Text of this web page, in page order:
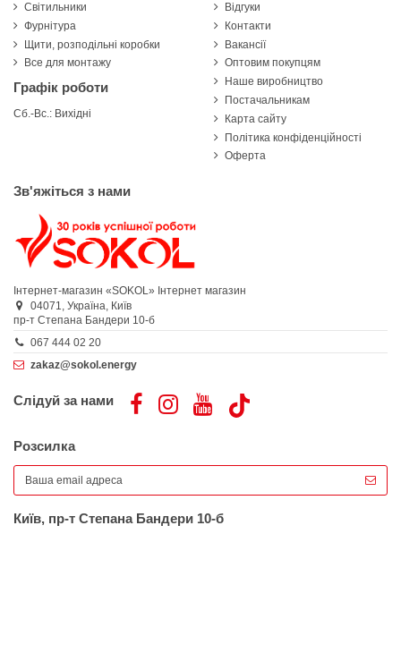
Світильники
Фурнітура
Щити, розподільні коробки
Все для монтажу
Графік роботи
Сб.-Вс.: Вихідні
Відгуки
Контакти
Вакансії
Оптовим покупцям
Наше виробництво
Постачальникам
Карта сайту
Політика конфіденційності
Оферта
Зв'яжіться з нами
Інтернет-магазин «SOKOL» Інтернет магазин
04071, Україна, Київ
пр-т Степана Бандери 10-б
067 444 02 20
zakaz@sokol.energy
Слідуй за нами
Розсилка
Київ, пр-т Степана Бандери 10-б